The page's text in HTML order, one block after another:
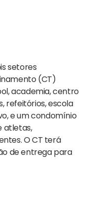
setores
(CT)
academia, centro
refeitórios, escola
e um condomínio
atletas,
O CT terá
de entrega para